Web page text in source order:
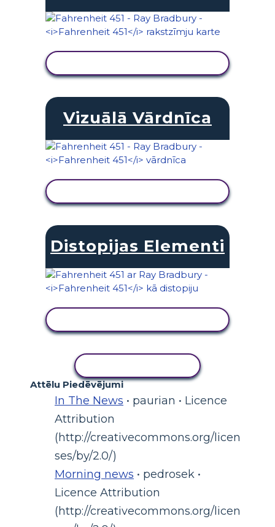
Vizuālā Vārdnīca
Distopijas Elementi
Attēlu Piedēvējumi
In The News • paurian • Licence
Attribution
(http://creativecommons.org/licen
ses/by/2.0/)
Morning news • pedrosek •
Licence Attribution
(http://creativecommons.org/licen